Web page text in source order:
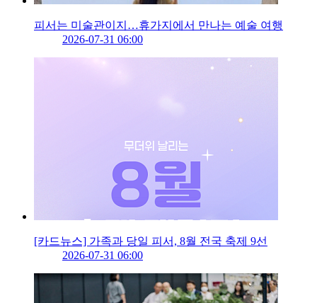
피서는 미술관이지…휴가지에서 만나는 예술 여행
2026-07-31 06:00
[카드뉴스] 가족과 당일 피서, 8월 전국 축제 9선
2026-07-31 06:00